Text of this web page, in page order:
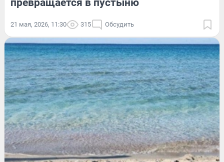
21 мая, 2026, 11:30 315 Обсудить